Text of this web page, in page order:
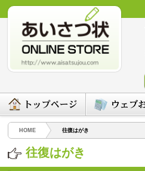
HOME 往復はがき
往復はがき